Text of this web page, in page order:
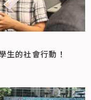
的社會行動！